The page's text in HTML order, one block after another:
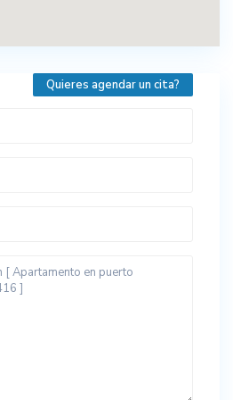
Quieres agendar un cita?